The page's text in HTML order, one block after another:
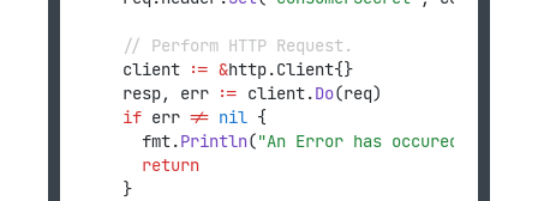
// Perform HTTP Request.
	client
:= &http.Client{}
	resp, err
:= client.Do(req)
if err != nil {
		fmt.
Println("An Error has occured
return
	}